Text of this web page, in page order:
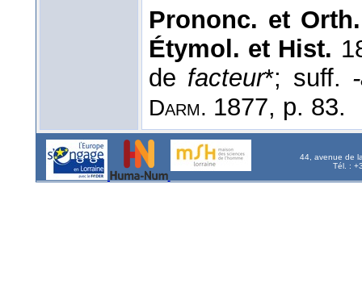
Prononc. et
Étymol. et Hist.
de facteur*; suff.
Darm. 1877, p. 83.
44, avenue de
Tél. :